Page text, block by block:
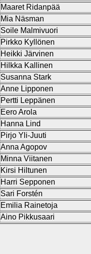
Maaret Ridanpää
Mia Näsman
Soile Malmivuori
Pirkko Kyllönen
Heikki Järvinen
Hilkka Kallinen
Susanna Stark
Anne Lipponen
Pertti Leppänen
Eero Arola
Hanna Lind
Pirjo Yli-Juuti
Anna Agopov
Minna Viitanen
Kirsi Hiltunen
Harri Sepponen
Sari Forstén
Emilia Rainetoja
Aino Pikkusaari